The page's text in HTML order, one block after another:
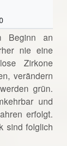
Beginn an
nie eine
Zirkone
verändern
grün.
und
erfolgt.
sind folglich